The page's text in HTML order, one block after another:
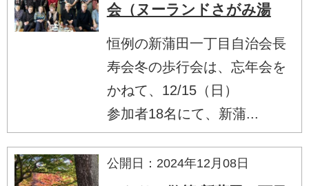
会（ヌーランドさがみ湯
恒例の新蒲田一丁目自治会長
寿会冬の歩行会は、忘年会を
かねて、12/15（日）
参加者18名にて、新蒲...
公開日：2024年12月08日